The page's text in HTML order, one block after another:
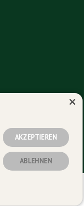
vorbehalten.
📱 Webseite der
AKZEPTIEREN
ABLEHNEN
×